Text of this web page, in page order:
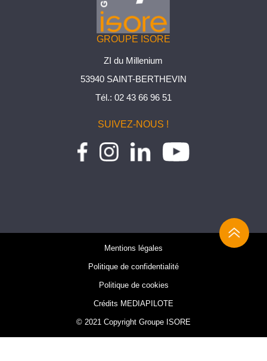
GROUPE ISORE
ZI du Millenium
53940 SAINT-BERTHEVIN
Tél.: 02 43 66 96 51
SUIVEZ-NOUS !
Mentions légales
Politique de confidentialité
Politique de cookies
Crédits MEDIAPILOTE
© 2021 Copyright Groupe ISORE